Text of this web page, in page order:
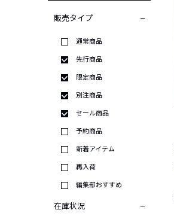
販売タイプ
通常商品
先行商品
限定商品
別注商品
セール商品
予約商品
新着アイテム
再入荷
編集部おすすめ
在庫状況